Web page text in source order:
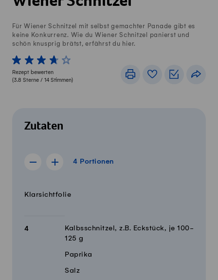
Für Wiener Schnitzel mit selbst gemachter Panade gibt es
keine Konkurrenz. Wie du Wiener Schnitzel panierst und
schön knusprig brätst, erfährst du hier.
1 von 5 Sterne
2 von 5 Sterne
3 von 5 Sterne
4 von 5 Sterne
5 von 5 Sterne
Rezept bewerten
(3.8 Sterne / 14 Stimmen)
DruckenRezeptbuch
Zutaten
4 Portionen
Rezept für 3 Portionen anzeigen
Rezept für 5 Portionen anzeigen
4 Portionen
MengeZutaten
Klarsichtfolie
4
Kalbsschnitzel, z.B. Eckstück, je 100-
125 g
Paprika
Salz